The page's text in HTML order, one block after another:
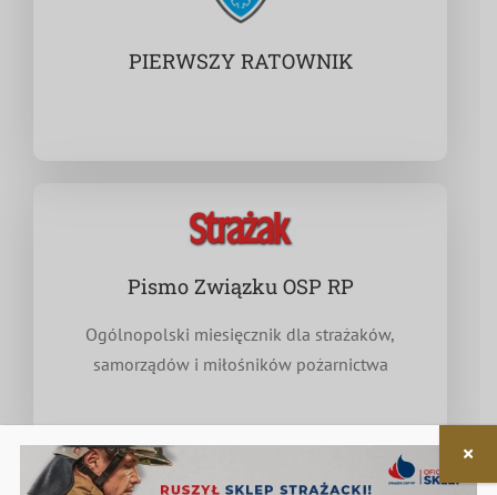
PIERWSZY RATOWNIK
Pismo Związku OSP RP
Ogólnopolski miesięcznik dla strażaków,
samorządów i miłośników pożarnictwa